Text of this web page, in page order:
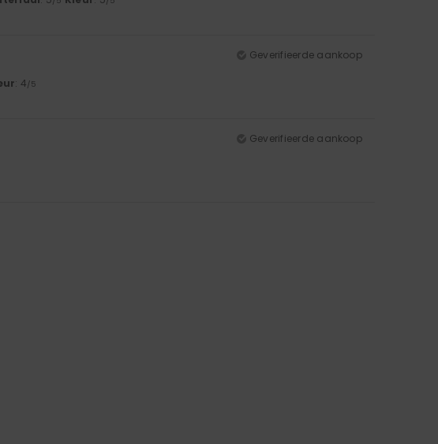
Geverifieerde aankoop
: 4/5
Geverifieerde aankoop